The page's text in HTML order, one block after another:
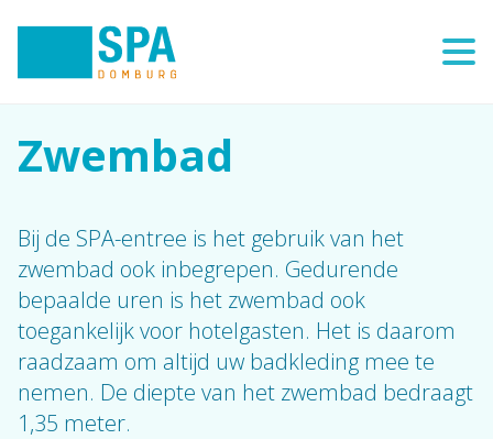
Zwembad
Bij de SPA-entree is het gebruik van het
zwembad ook inbegrepen. Gedurende
bepaalde uren is het zwembad ook
toegankelijk voor hotelgasten. Het is daarom
raadzaam om altijd uw badkleding mee te
nemen. De diepte van het zwembad bedraagt
1,35 meter.